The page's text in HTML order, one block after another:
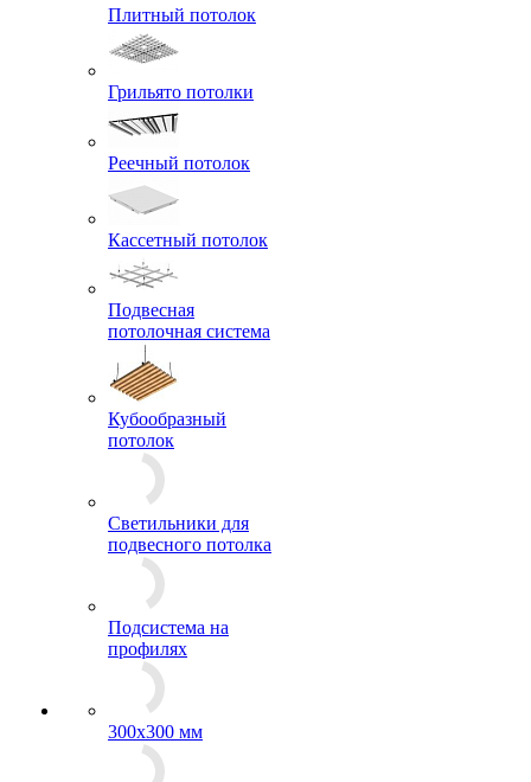
Плитный потолок
Грильято потолки
Реечный потолок
Кассетный потолок
Подвесная
потолочная система
Кубообразный
потолок
Светильники для
подвесного потолка
Подсистема на
профилях
300x300 мм